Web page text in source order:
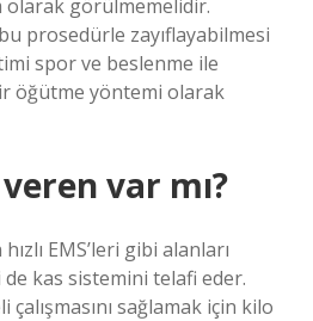
görülmemelidir.
prosedürle zayıflayabilmesi
spor ve beslenme ile
öğütme yöntemi olarak
var mı?
EMS’leri gibi alanları
kas sistemini telafi eder.
sağlamak için kilo